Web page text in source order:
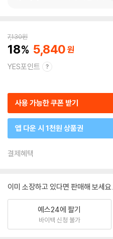
7,130원
18 5,840
YES포인트
사용 가능한 쿠폰 받기
앱 다운 시 1천원 상품권
결제혜택
이미 소장하고 있다면 판매해 보세요.
예스24에 팔기
바이백 신청 불가